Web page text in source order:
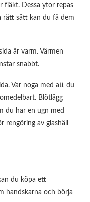
fläkt. Dessa ytor repas
rätt sätt kan du få dem
är varm. Värmen
snabbt.
Var noga med att du
Blötlägg
du har en ugn med
av glashäll
du köpa ett
handskarna och börja